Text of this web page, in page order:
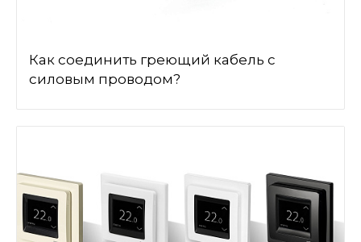
Как соединить греющий кабель с
силовым проводом?